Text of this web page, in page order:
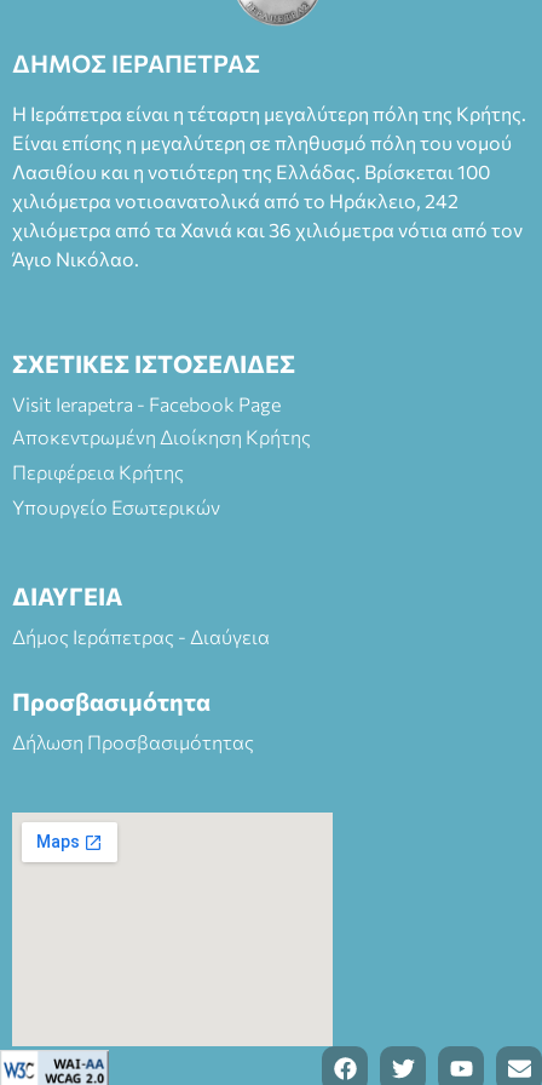
Καπουράνη, νικητή του βραβείου Δημήτρης Χορν 2022-
Φεδερίκο. Σκηνοθεσία: Βαγγέλης Θεοδωρόπουλος Είσοδος: :
άνω των 65 Προπώληση: Βιβλιοπωλείο Πάπυρος (Πλατεία
Πλαστήρα), E&G Mini market (Δημοκρατίας 39 Ιεράπετρα)
και στο more.com Χώρος: 3ο Γυμνάσιο Ιεράπετρας
(Είσοδος ΕΠΑ.Λ.) Έναρξη 21:15 Οργάνωση: ΚΝΩΣΟΣ
ΘΕΑΤΡΙΚΕΣ ΠΑΡΑΓΩΓΕΣ ΕΕ
ΔΗΜΟΣ ΙΕΡΑΠΕΤΡΑΣ
Η Ιεράπετρα είναι η τέταρτη μεγαλύτερη πόλη της Κρήτης.
Είναι επίσης η μεγαλύτερη σε πληθυσμό πόλη του νομού
Λασιθίου και η νοτιότερη της Ελλάδας. Βρίσκεται 100
χιλιόμετρα νοτιοανατολικά από το Ηράκλειο, 242
χιλιόμετρα από τα Χανιά και 36 χιλιόμετρα νότια από τον
Άγιο Νικόλαο.
ΣΧΕΤΙΚΕΣ ΙΣΤΟΣΕΛΙΔΕΣ
Visit Ierapetra - Facebook Page
Αποκεντρωμένη Διοίκηση Κρήτης
Περιφέρεια Κρήτης
Υπουργείο Εσωτερικών
ΔΙΑΥΓΕΙΑ
Δήμος Ιεράπετρας - Διαύγεια
Προσβασιμότητα
Δήλωση Προσβασιμότητας